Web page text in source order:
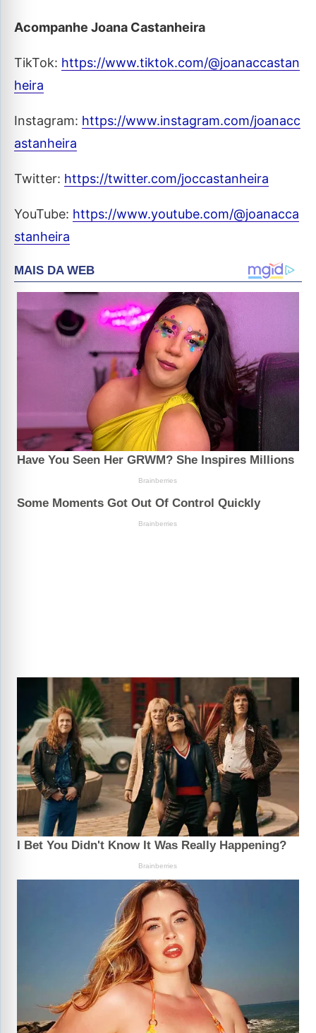
Acompanhe Joana Castanheira
TikTok: https://www.tiktok.com/@joanaccastan
heira
Instagram: https://www.instagram.com/joanacc
astanheira
Twitter: https://twitter.com/joccastanheira
YouTube: https://www.youtube.com/@joanacca
stanheira